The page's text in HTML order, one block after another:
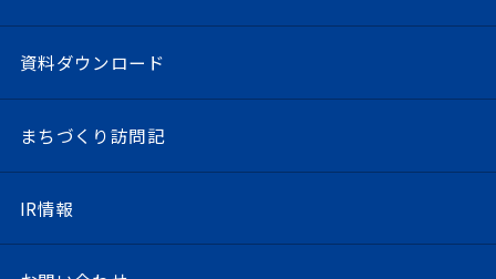
資料ダウンロード
まちづくり訪問記
IR情報